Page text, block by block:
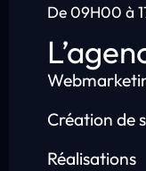
De 09H00 à
Création de
Réalisations